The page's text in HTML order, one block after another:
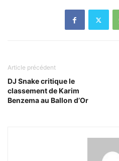
Article précédent
DJ Snake critique le
classement de Karim
Benzema au Ballon d’Or